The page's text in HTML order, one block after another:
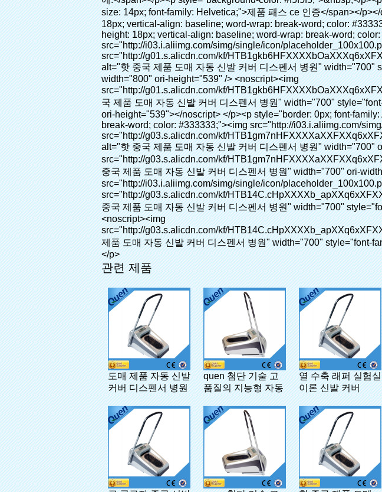
관련 제품
도매 제품 자동 신발
커버 디스펜서 병원
quen 첨단 기술 고
품질의 지능형 자동
신발 커버 디스펜서
병원
열 수축 래퍼 실험실
이론 신발 커버